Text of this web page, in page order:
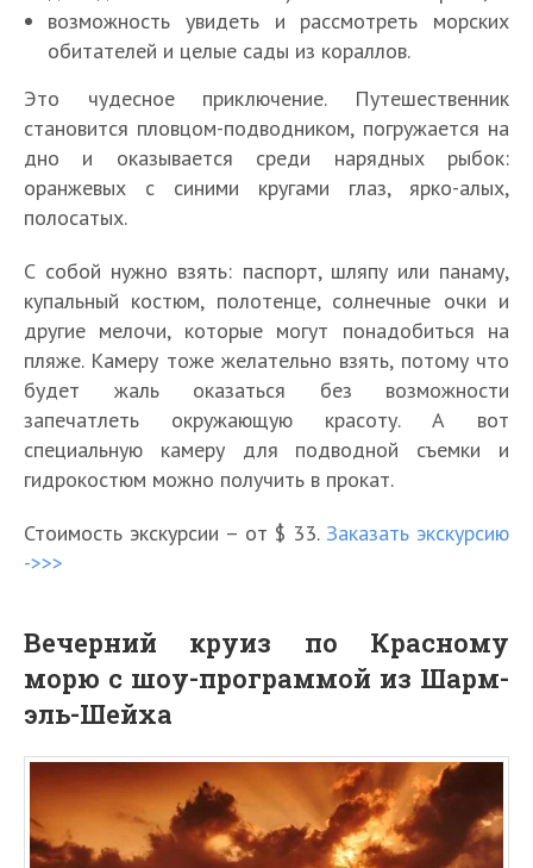
возможность увидеть и рассмотреть морских
обитателей и целые сады из кораллов.
Это чудесное приключение. Путешественник
становится пловцом-подводником, погружается на
дно и оказывается среди нарядных рыбок:
оранжевых с синими кругами глаз, ярко-алых,
полосатых.
С собой нужно взять: паспорт, шляпу или панаму,
купальный костюм, полотенце, солнечные очки и
другие мелочи, которые могут понадобиться на
пляже. Камеру тоже желательно взять, потому что
будет жаль оказаться без возможности
запечатлеть окружающую красоту. А вот
специальную камеру для подводной съемки и
гидрокостюм можно получить в прокат.
Стоимость экскурсии – от $ 33. Заказать экскурсию
->>>
Вечерний круиз по Красному
морю с шоу-программой из Шарм-
эль-Шейха